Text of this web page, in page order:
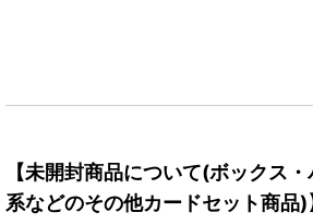
【未開封商品について(ボックス
系などのその他カードセット商品)